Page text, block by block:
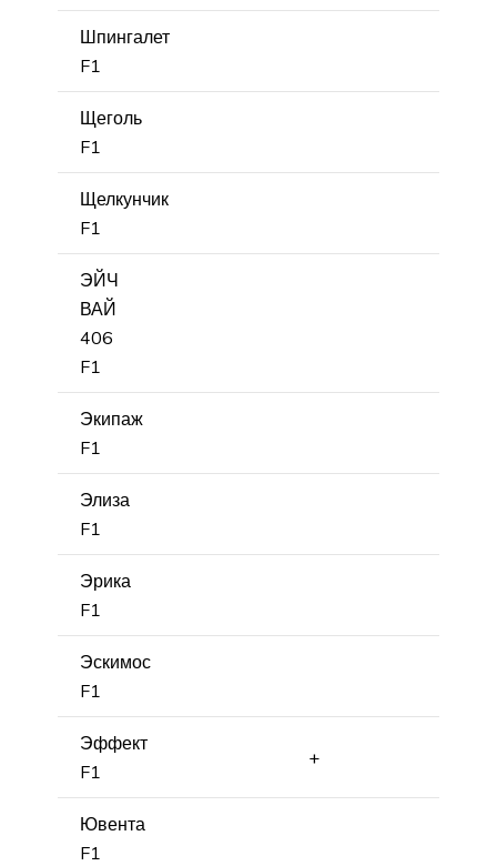
Шпингалет
F1
Щеголь
F1
Щелкунчик
F1
ЭЙЧ
ВАЙ
406
F1
Экипаж
F1
Элиза
F1
Эрика
F1
Эскимос
F1
Эффект
F1
+
Ювента
F1